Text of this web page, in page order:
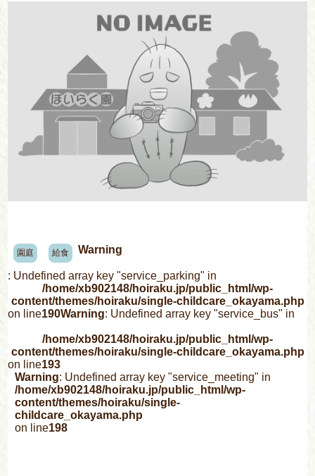
園庭 給食 Warning
: Undefined array key "service_parking" in
/home/xb902148/hoiraku.jp/public_html/wp-
content/themes/hoiraku/single-childcare_okayama.php
on line190Warning: Undefined array key "service_bus" in
/home/xb902148/hoiraku.jp/public_html/wp-
content/themes/hoiraku/single-childcare_okayama.php
on line193
Warning: Undefined array key "service_meeting" in
/home/xb902148/hoiraku.jp/public_html/wp-
content/themes/hoiraku/single-
childcare_okayama.php
on line198